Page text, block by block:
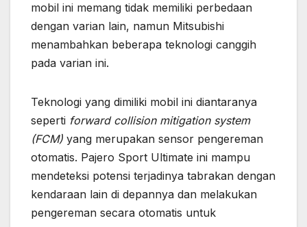
mobil ini memang tidak memiliki perbedaan
dengan varian lain, namun Mitsubishi
menambahkan beberapa teknologi canggih
pada varian ini.
Teknologi yang dimiliki mobil ini diantaranya
seperti forward collision mitigation system
(FCM) yang merupakan sensor pengereman
otomatis. Pajero Sport Ultimate ini mampu
mendeteksi potensi terjadinya tabrakan dengan
kendaraan lain di depannya dan melakukan
pengereman secara otomatis untuk